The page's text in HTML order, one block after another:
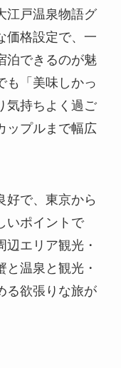
江戸温泉物語グ
価格設定で、一
泊できるのが魅
も「美味しかっ
気持ちよく過ご
ップルまで幅広
好で、東京から
いポイントで
エリア観光・
と温泉と観光・
る欲張りな旅が